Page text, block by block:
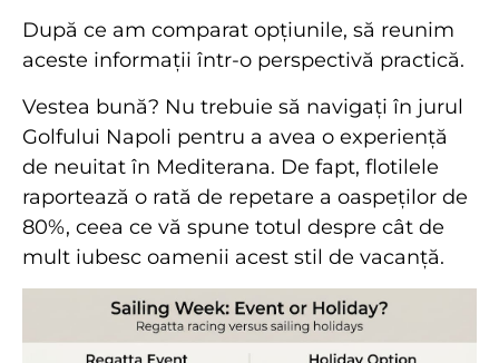
După ce am comparat opțiunile, să reunim
aceste informații într-o perspectivă practică.
Vestea bună? Nu trebuie să navigați în jurul
Golfului Napoli pentru a avea o experiență
de neuitat în Mediterana. De fapt, flotilele
raportează o rată de repetare a oaspeților de
80%, ceea ce vă spune totul despre cât de
mult iubesc oamenii acest stil de vacanță.